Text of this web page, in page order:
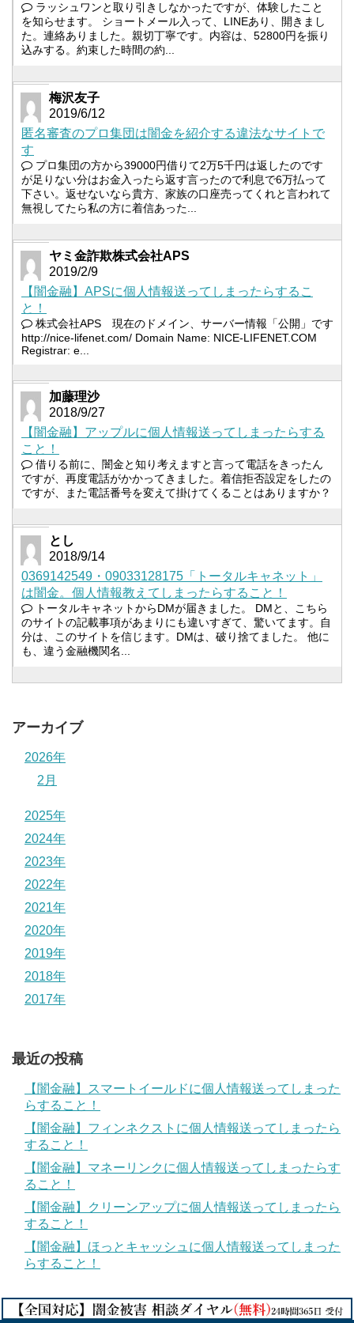
ラッシュワンと取り引きしなかったですが、体験したこと
を知らせます。 ショートメール入って、LINEあり、開きまし
た。連絡ありました。親切丁寧です。内容は、52800円を振り
込みする。約束した時間の約...
梅沢友子
2019/6/12
匿名審査のプロ集団は闇金を紹介する違法なサイトで
す
プロ集団の方から39000円借りて2万5千円は返したのです
が足りない分はお金入ったら返す言ったので利息で6万払って
下さい。返せないなら貴方、家族の口座売ってくれと言われて
無視してたら私の方に着信あった...
ヤミ金詐欺株式会社APS
2019/2/9
【闇金融】APSに個人情報送ってしまったらするこ
と！
株式会社APS 現在のドメイン、サーバー情報「公開」です
http://nice-lifenet.com/ Domain Name: NICE-LIFENET.COM
Registrar: e...
加藤理沙
2018/9/27
【闇金融】アップルに個人情報送ってしまったらする
こと！
借りる前に、闇金と知り考えますと言って電話をきったん
ですが、再度電話がかかってきました。着信拒否設定をしたの
ですが、また電話番号を変えて掛けてくることはありますか？
とし
2018/9/14
0369142549・09033128175「トータルキャネット」
は闇金。個人情報教えてしまったらすること！
トータルキャネットからDMが届きました。 DMと、こちら
のサイトの記載事項があまりにも違いすぎて、驚いてます。自
分は、このサイトを信じます。DMは、破り捨てました。 他に
も、違う金融機関名...
アーカイブ
2026年
2月
2025年
2024年
2023年
2022年
2021年
2020年
2019年
2018年
2017年
最近の投稿
【闇金融】スマートイールドに個人情報送ってしまった
らすること！
【闇金融】フィンネクストに個人情報送ってしまったら
すること！
【闇金融】マネーリンクに個人情報送ってしまったらす
ること！
【闇金融】クリーンアップに個人情報送ってしまったら
すること！
【闇金融】ほっとキャッシュに個人情報送ってしまった
らすること！